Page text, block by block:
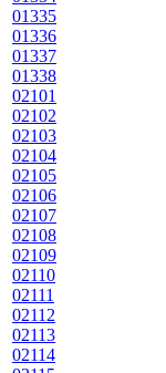
01335
01336
01337
01338
02101
02102
02103
02104
02105
02106
02107
02108
02109
02110
02111
02112
02113
02114